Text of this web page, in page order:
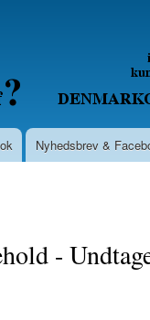
Nyhedsbrev &
-